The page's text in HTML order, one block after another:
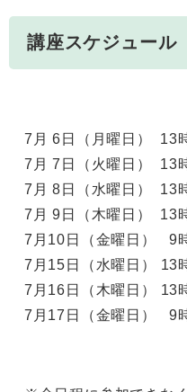
講座スケジュール
7​月 6日（月曜日） 13
7月 7日（火曜日） 13
7​月 8日（水曜日） 13
7月 9日（木曜日） 13
7月10日（金曜日） 9
7月15日（水曜日） 13
7月16日（木曜日） 13
7月17日（金曜日） 9